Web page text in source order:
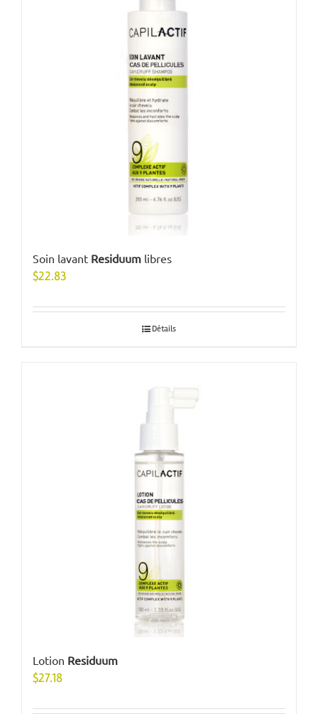
Soin lavant Residuum libres
$22.83
Détails
Lotion Residuum
$27.18